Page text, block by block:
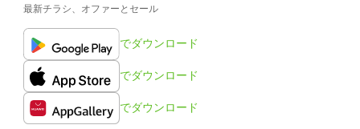
最新チラシ、オファーとセール
でダウンロード
でダウンロード
でダウンロード